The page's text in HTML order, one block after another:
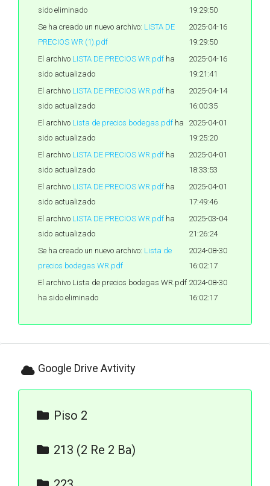
sido eliminado
19:29:50
Se ha creado un nuevo archivo: LISTA DE
PRECIOS WR (1).pdf
2025-04-16
19:29:50
El archivo LISTA DE PRECIOS WR.pdf ha
sido actualizado
2025-04-16
19:21:41
El archivo LISTA DE PRECIOS WR.pdf ha
sido actualizado
2025-04-14
16:00:35
El archivo Lista de precios bodegas.pdf ha
sido actualizado
2025-04-01
19:25:20
El archivo LISTA DE PRECIOS WR.pdf ha
sido actualizado
2025-04-01
18:33:53
El archivo LISTA DE PRECIOS WR.pdf ha
sido actualizado
2025-04-01
17:49:46
El archivo LISTA DE PRECIOS WR.pdf ha
sido actualizado
2025-03-04
21:26:24
Se ha creado un nuevo archivo: Lista de
precios bodegas WR.pdf
2024-08-30
16:02:17
El archivo Lista de precios bodegas WR.pdf
ha sido eliminado
2024-08-30
16:02:17
Google Drive Avtivity
Piso 2
213 (2 Re 2 Ba)